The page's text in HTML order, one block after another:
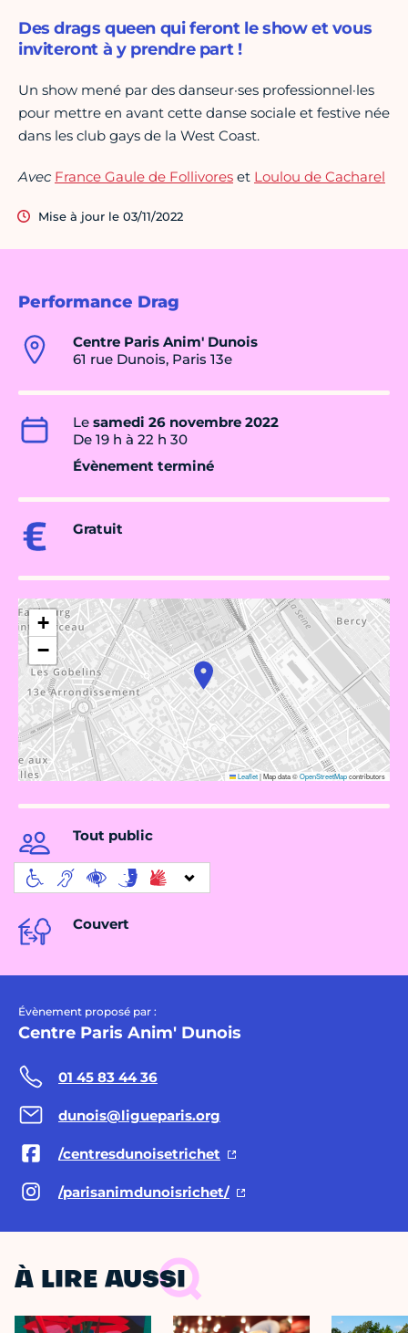
Performance Drag
Centre Paris Anim' Dunois
61 rue Dunois, Paris 13e
Le samedi 26 novembre 2022
De 19 h à 22 h 30
Évènement terminé
Gratuit
+
−
Leaflet|Map data ©OpenStreetMapcontributors
Tout public
Couvert
Évènement proposé par :
Centre Paris Anim' Dunois
01 45 83 44 36
dunois@ligueparis.org
/centresdunoisetrichet
/parisanimdunoisrichet/
Des drags queen qui feront le show et vous
inviteront à y prendre part !
Un show mené par des danseur·ses professionnel·les
pour mettre en avant cette danse sociale et festive née
dans les club gays de la West Coast.
Avec France Gaule de Follivores et Loulou de Cacharel
Mise à jour le 03/11/2022
À LIRE AUSSI